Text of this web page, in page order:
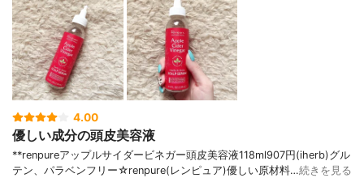
4.00
優しい成分の頭皮美容液
**renpureアップルサイダービネガー頭皮美容液118ml907円(iherb)⁡グル
テン、パラベンフリー⁡⁡⁡☆renpure(レンピュア)⁡優しい原材料…続きを見る